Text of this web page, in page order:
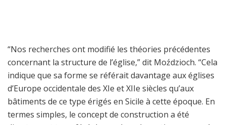
“Nos recherches ont modifié les théories précédentes
concernant la structure de l’église,” dit Moździoch. “Cela
indique que sa forme se référait davantage aux églises
d’Europe occidentale des XIe et XIIe siècles qu’aux
bâtiments de ce type érigés en Sicile à cette époque. En
termes simples, le concept de construction a été